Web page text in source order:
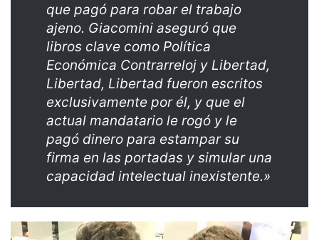
que pagó para robar el trabajo
ajeno. Giacomini aseguró que
libros clave como Política
Económica Contrarreloj y Libertad,
Libertad, Libertad fueron escritos
exclusivamente por él, y que el
actual mandatario le rogó y le
pagó dinero para estampar su
firma en las portadas y simular una
capacidad intelectual inexistente.»